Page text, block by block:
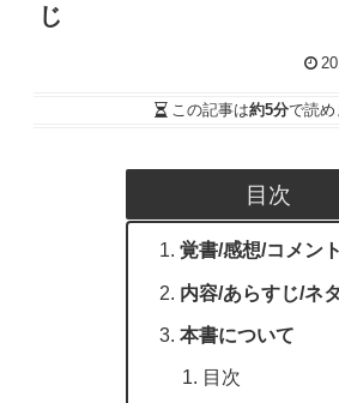
じ
この記事は約5分で読め
目次
覚書/感想/コメント
内容/あらすじ/ネ
本書について
目次